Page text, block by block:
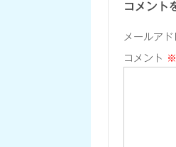
コメント
メールア
コメント ※